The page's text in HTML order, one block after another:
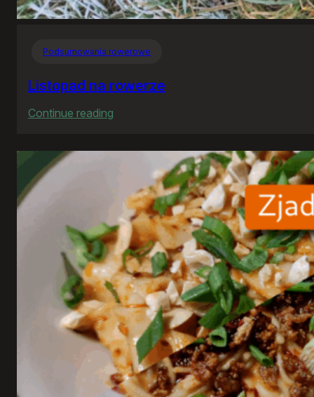
Podsumowania rowerowe
Listopad na rowerze
Continue reading
na
rowerze